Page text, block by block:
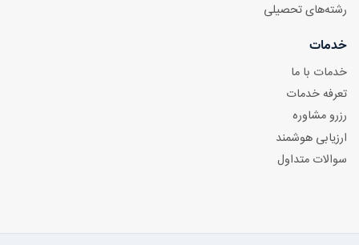
رشته‌های تحصیلی
خدمات
خدمات با ما
تعرفه خدمات
رزرو مشاوره
ارزیابی هوشمند
سوالات متداول